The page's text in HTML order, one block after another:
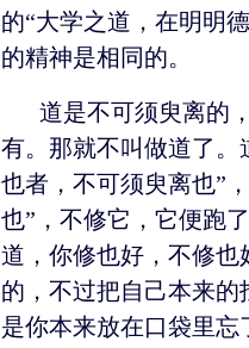
的“大学之道，在明明
的精神是相同的。
道是不可须臾离的
有。那就不叫做道了。
也者，不可须臾离也”
也”，不修它，它便跑
道，你修也好，不修
的，不过把自己本来
是你本来放在口袋里